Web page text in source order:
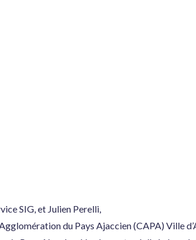
SIG, et Julien Perelli,
du Pays Ajaccien (CAPA) Ville